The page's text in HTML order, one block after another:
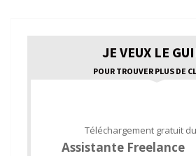
JE VEUX LE
POUR TROUVER PLUS DE
Téléchargement gratuit
Assistante Freelance